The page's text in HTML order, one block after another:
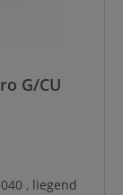
G/CU
, liegend